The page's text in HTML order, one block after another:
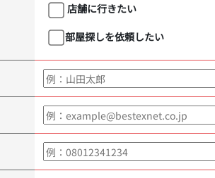
店舗に行きたい
部屋探しを依頼したい